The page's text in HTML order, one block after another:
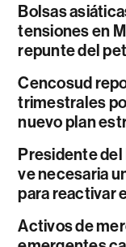
Bolsas
tensiones en
repunte del
Cencosud
trimestrales
nuevo plan
Presidente del
ve necesaria
para reactivar
Activos de